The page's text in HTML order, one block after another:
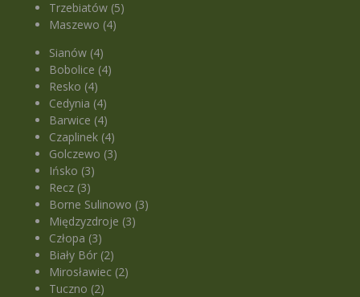
Trzebiatów (5)
Maszewo (4)
Sianów (4)
Bobolice (4)
Resko (4)
Cedynia (4)
Barwice (4)
Czaplinek (4)
Golczewo (3)
Ińsko (3)
Recz (3)
Borne Sulinowo (3)
Międzyzdroje (3)
Człopa (3)
Biały Bór (2)
Mirosławiec (2)
Tuczno (2)